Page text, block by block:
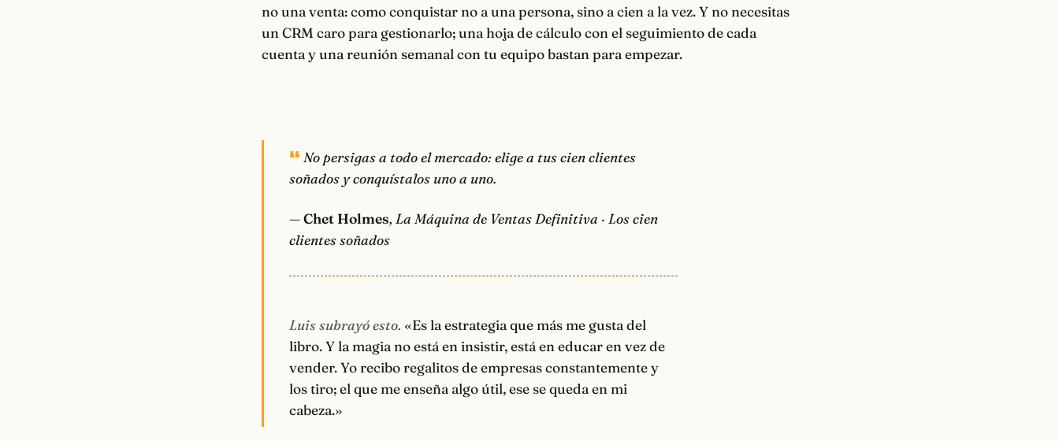
no una venta: como conquistar no a una persona, sino a cien a la vez. Y no necesitas
un CRM caro para gestionarlo; una hoja de cálculo con el seguimiento de cada
cuenta y una reunión semanal con tu equipo bastan para empezar.
No persigas a todo el mercado: elige a tus cien clientes
soñados y conquístalos uno a uno.
—Chet Holmes, La Máquina de Ventas Definitiva · Los cien
clientes soñados
Luis subrayó esto. «Es la estrategia que más me gusta del
libro. Y la magia no está en insistir, está en educar en vez de
vender. Yo recibo regalitos de empresas constantemente y
los tiro; el que me enseña algo útil, ese se queda en mi
cabeza.»